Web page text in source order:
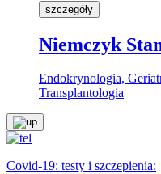
szczegóły
Niemczyk
Endokrynologia,
Transplantologia
Covid-19: testy i szczepienia: